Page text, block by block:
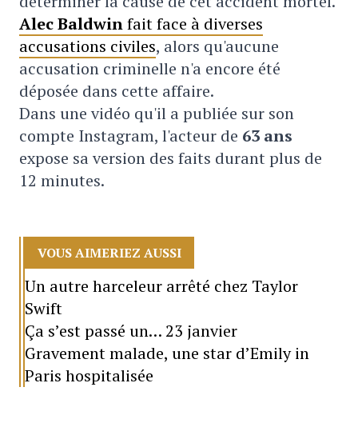
Alec Baldwinfait face à diverses
accusations civiles, alors qu'aucune
accusation criminelle n'a encore été
déposée dans cette affaire.
Dans une vidéo qu'il a publiée sur son
compte Instagram, l'acteur de 63 ans
expose sa version des faits durant plus de
12 minutes.
VOUS AIMERIEZ AUSSI
Un autre harceleur arrêté chez Taylor
Swift
Ça s’est passé un… 23 janvier
Gravement malade, une star d’Emily in
Paris hospitalisée